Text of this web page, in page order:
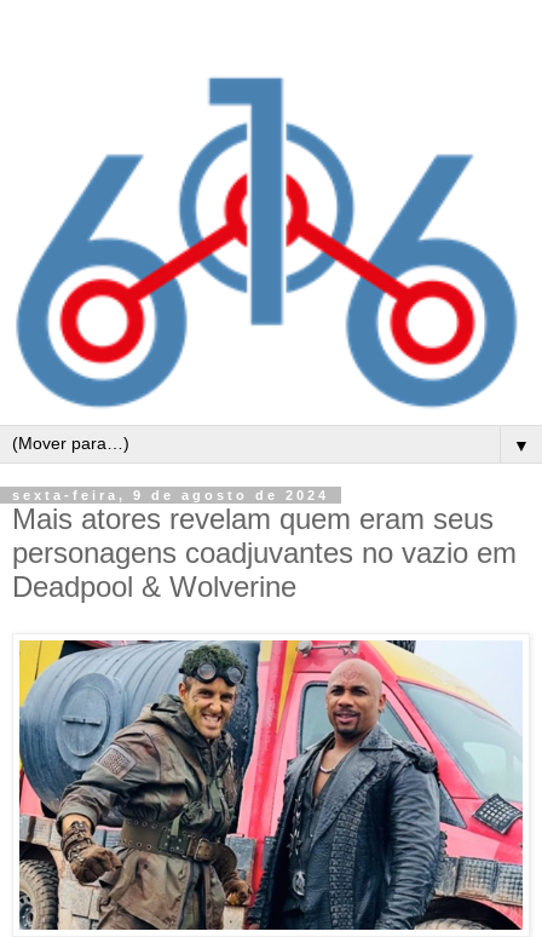
▼
sexta-feira, 9 de agosto de 2024
Mais atores revelam quem eram seus
personagens coadjuvantes no vazio em
Deadpool & Wolverine